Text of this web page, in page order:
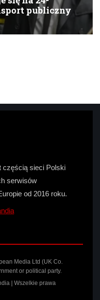
częścią sieci Polski
serwisów
od 2016 roku.
Media Ltd (UK Co.
or political party.
| Wszelkie prawa